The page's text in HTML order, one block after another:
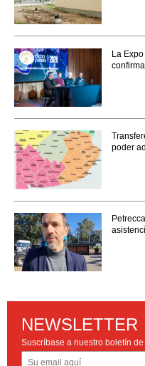
La
poder
NEWSLETTER
Suscríbase a nuestro boletín